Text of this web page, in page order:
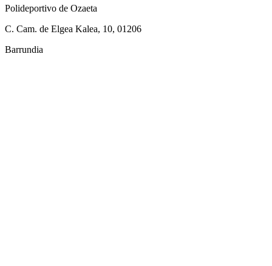
Polideportivo de Ozaeta
C. Cam. de Elgea Kalea, 10, 01206
Barrundia